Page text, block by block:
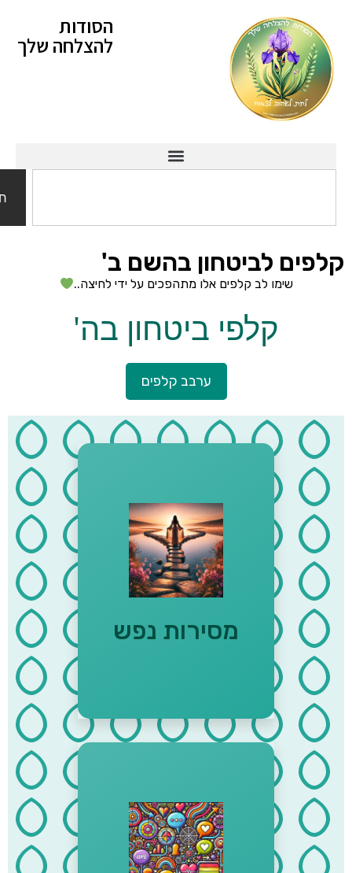
הסודות
להצלחה שלך
לביטחון בהשם ב'
שימו לב קלפים אלו מתהפכים על ידי לחיצה..
קלפי ביטחון בה'
ערבב קלפים
מסירות נפש
"שויתי ה' לנגדי תמיד" (תהילים
ט"ז, ח) "בכל דרכיך דעהו והוא
יישר אורחותיך" - משלי ג׳, ו׳
"קרוב ה' לכל קוראיו לכל אשר
יקראוהו באמת" (תהילים קמ"ה,